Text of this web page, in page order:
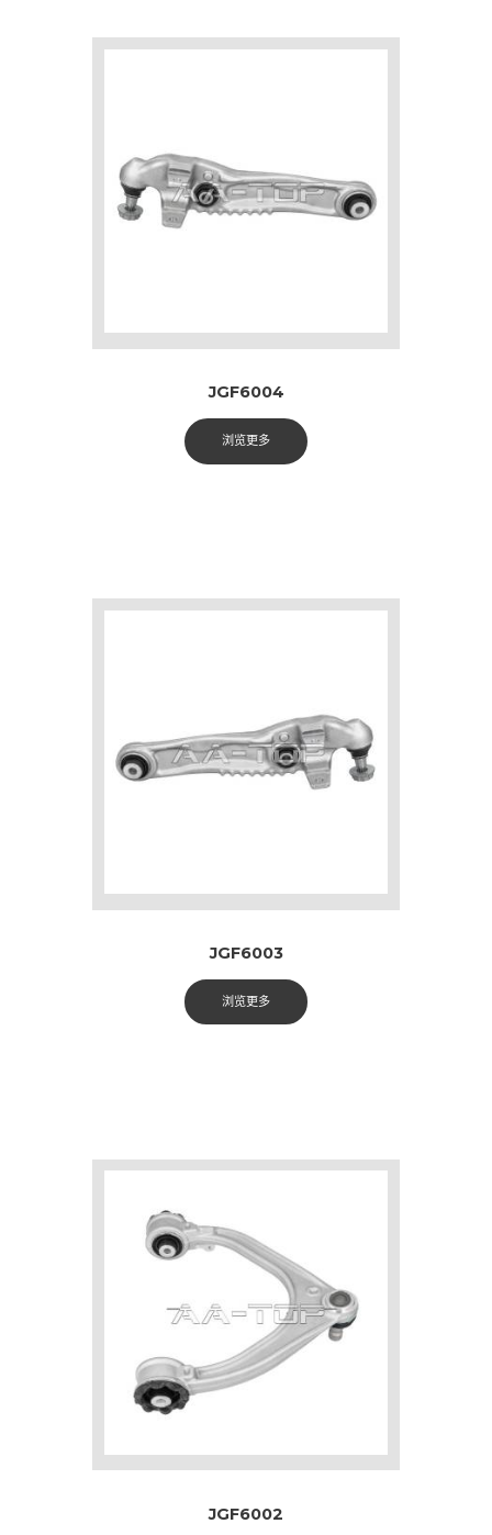
JGF6004
浏览更多
JGF6003
浏览更多
JGF6002